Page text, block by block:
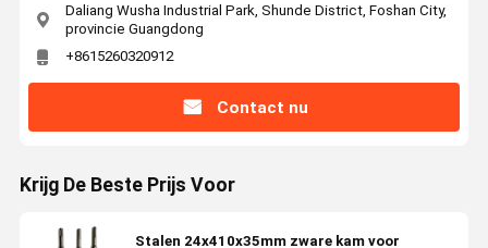
Daliang Wusha Industrial Park, Shunde District, Foshan City,
provincie Guangdong
+8615260320912
Contact nu
Krijg De Beste Prijs Voor
Stalen 24x410x35mm zware kam voor